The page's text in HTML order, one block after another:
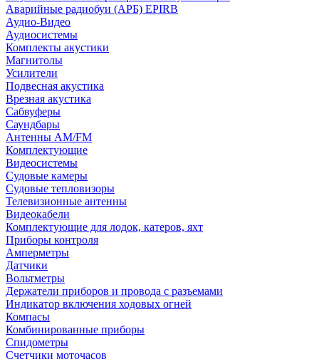
Аварийные радиобуи (АРБ) EPIRB
Аудио-Видео
Аудиосистемы
Комплекты акустики
Магнитолы
Усилители
Подвесная акустика
Врезная акустика
Сабвуферы
Саундбары
Антенны AM/FM
Комплектующие
Видеосистемы
Судовые камеры
Cудовые тепловизоры
Телевизионные антенны
Видеокабели
Комплектующие для лодок, катеров, яхт
Приборы контроля
Амперметры
Датчики
Вольтметры
Держатели приборов и провода с разъемами
Индикатор включения ходовых огней
Компасы
Комбинированные приборы
Спидометры
Счетчики моточасов